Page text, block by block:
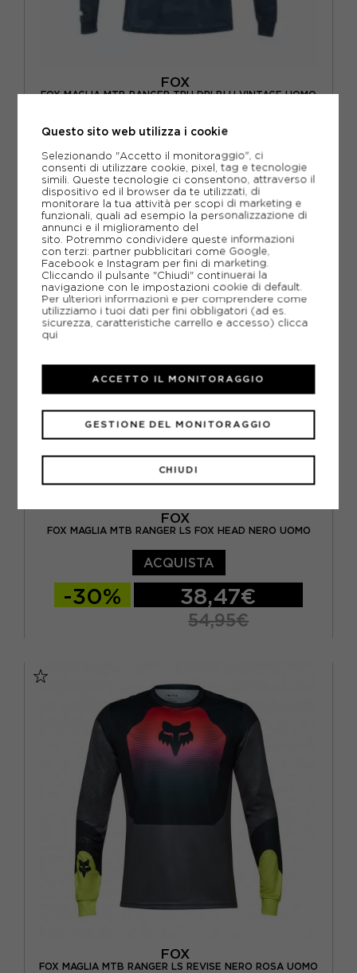
FOX
FOX MAGLIA MTB RANGER TRU DRI BLU VINTAGE UOMO
S M L XL
ACQUISTA
-30% 45,47€
64,95€
FOX
FOX MAGLIA MTB RANGER LS FOX HEAD NERO UOMO
ACQUISTA
-30% 38,47€
54,95€
FOX
FOX MAGLIA MTB RANGER LS REVISE NERO ROSA UOMO
Questo sito web utilizza i cookie
Selezionando "Accetto il monitoraggio", ci
consenti di utilizzare cookie, pixel, tag e tecnologie
simili. Queste tecnologie ci consentono, attraverso il
dispositivo ed il browser da te utilizzati, di
monitorare la tua attività per scopi di marketing e
funzionali, quali ad esempio la personalizzazione di
annunci e il miglioramento del
sito. Potremmo condividere queste informazioni
con terzi: partner pubblicitari come Google,
Facebook e Instagram per fini di marketing.
Cliccando il pulsante "Chiudi" continuerai la
navigazione con le impostazioni cookie di default.
Per ulteriori informazioni e per comprendere come
utilizziamo i tuoi dati per fini obbligatori (ad es.
sicurezza, caratteristiche carrello e accesso) clicca
qui
CHIUDI
GESTIONE DEL MONITORAGGIO
ACCETTO IL MONITORAGGIO